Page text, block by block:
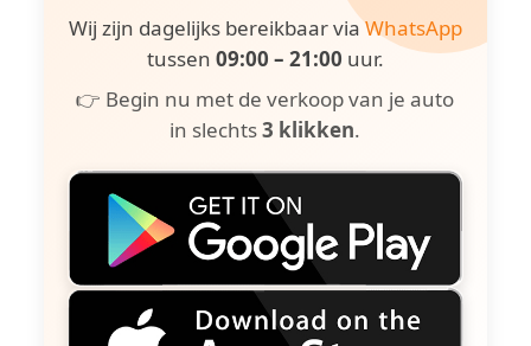
Wij zijn dagelijks bereikbaar viaWhatsApp
tussen 09:00 – 21:00 uur.
👉 Begin nu met de verkoop van je auto
in slechts3 klikken.